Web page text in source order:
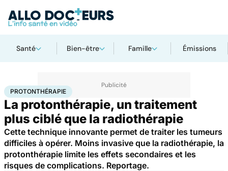
Santé Bien-être Famille Émissions
AccueilSantéMaladies Protonthérapie
PROTONTHÉRAPIE
La protonthérapie, un traitement
plus ciblé que la radiothérapie
Cette technique innovante permet de traiter les tumeurs
difficiles à opérer. Moins invasive que la radiothérapie, la
protonthérapie limite les effets secondaires et les
risques de complications. Reportage.